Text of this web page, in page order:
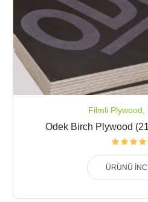
Filmli Plywood
Odek Birch Plywood
ÜRÜNÜ